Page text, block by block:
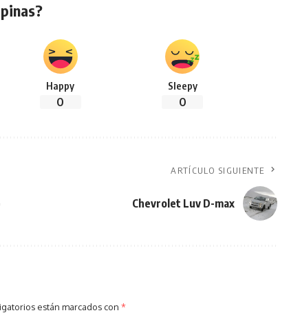
Happy
0
Sleepy
0
ARTÍCULO SIGUIENTE
Chevrolet Luv D-max
están marcados con *